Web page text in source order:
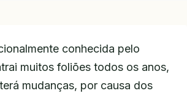
conhecida pelo
muitos foliões todos os anos,
mudanças, por causa dos